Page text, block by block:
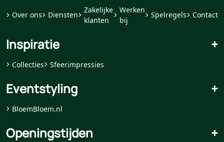
Over ons Diensten
Zakelijke
klanten
Werken
bij
Spelregels Contact
Inspiratie +
Collecties Sfeerimpressies
Eventstyling +
BloemBloem.nl
Openingstijden +